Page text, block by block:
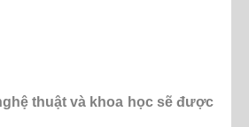
thuật và khoa học sẽ được